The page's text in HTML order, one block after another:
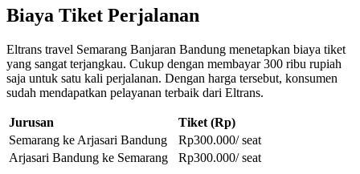
Biaya Tiket Perjalanan
Eltrans travel Semarang Banjaran Bandung menetapkan biaya tiket
yang sangat terjangkau. Cukup dengan membayar 300 ribu rupiah
saja untuk satu kali perjalanan. Dengan harga tersebut, konsumen
sudah mendapatkan pelayanan terbaik dari Eltrans.
Jurusan
Tiket (Rp)
Semarang ke Arjasari Bandung
Rp300.000/ seat
Arjasari Bandung ke Semarang
Rp300.000/ seat